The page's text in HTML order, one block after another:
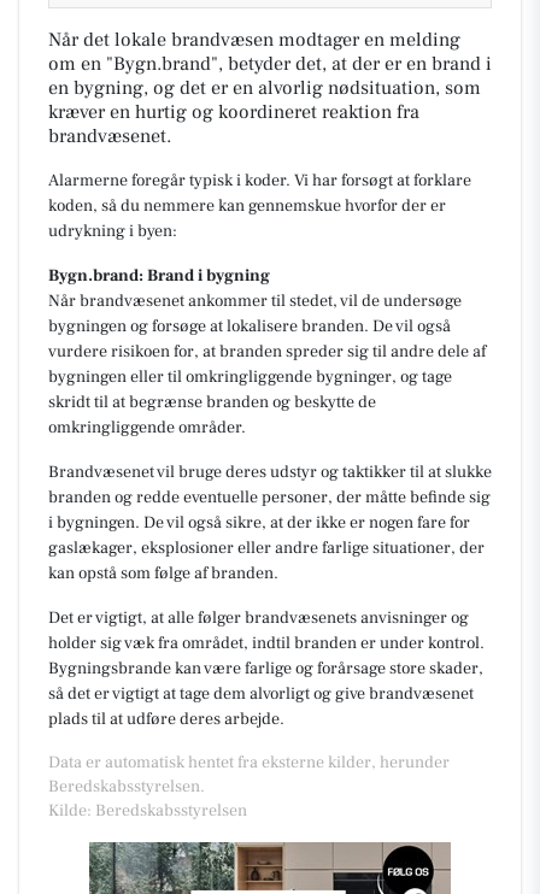
Når det lokale brandvæsen modtager en melding
om en "Bygn.brand", betyder det, at der er en brand i
en bygning, og det er en alvorlig nødsituation, som
kræver en hurtig og koordineret reaktion fra
brandvæsenet.
Alarmerne foregår typisk i koder. Vi har forsøgt at forklare
koden, så du nemmere kan gennemskue hvorfor der er
udrykning i byen:
Bygn.brand: Brand i bygning
Når brandvæsenet ankommer til stedet, vil de undersøge
bygningen og forsøge at lokalisere branden. De vil også
vurdere risikoen for, at branden spreder sig til andre dele af
bygningen eller til omkringliggende bygninger, og tage
skridt til at begrænse branden og beskytte de
omkringliggende områder.
Brandvæsenet vil bruge deres udstyr og taktikker til at slukke
branden og redde eventuelle personer, der måtte befinde sig
i bygningen. De vil også sikre, at der ikke er nogen fare for
gaslækager, eksplosioner eller andre farlige situationer, der
kan opstå som følge af branden.
Det er vigtigt, at alle følger brandvæsenets anvisninger og
holder sig væk fra området, indtil branden er under kontrol.
Bygningsbrande kan være farlige og forårsage store skader,
så det er vigtigt at tage dem alvorligt og give brandvæsenet
plads til at udføre deres arbejde.
Data er automatisk hentet fra eksterne kilder, herunder
Beredskabsstyrelsen.
Kilde: Beredskabsstyrelsen